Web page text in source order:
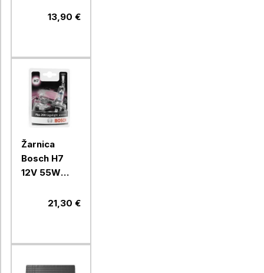
Power13,90 €
Žarnica
Bosch H7
12V 55W
Plus 200, 2/1
21,30 €